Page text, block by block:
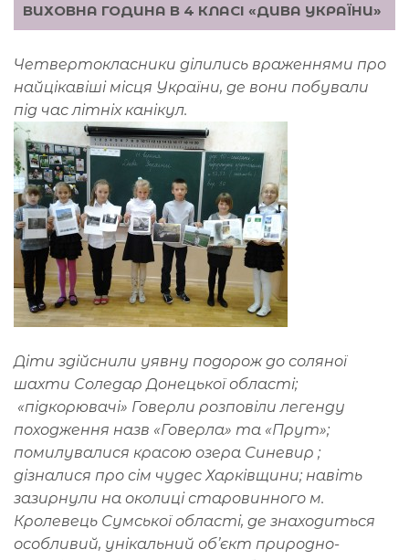
ВИХОВНА ГОДИНА В 4 КЛАСІ «ДИВА УКРАЇНИ»
Четвертокласники ділились враженнями про
найцікавіші місця України, де вони побували
під час літніх канікул.
Діти здійснили уявну подорож до соляної
шахти Соледар Донецької області;
«підкорювачі» Говерли розповіли легенду
походження назв «Говерла» та «Прут»;
помилувалися красою озера Синевир ;
дізналися про сім чудес Харківщини; навіть
зазирнули на околиці старовинного м.
Кролевець Сумської області, де знаходиться
особливий, унікальний об’єкт природно-